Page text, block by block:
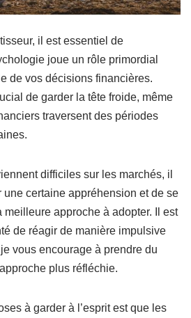
il est essentiel de
joue un rôle primordial
de vos décisions financières.
de garder la tête froide, même
traversent des périodes
difficiles sur les marchés, il
une certaine appréhension et de se
approche à adopter. Il est
de réagir de manière impulsive
vous encourage à prendre du
plus réfléchie.
à garder à l’esprit est que les